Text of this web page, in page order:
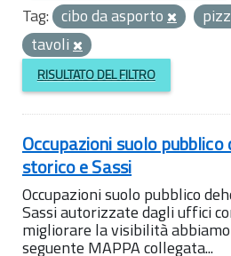
Tag: cibo da asporto
tavoli
RISULTATO DEL FILTRO
Occupazioni suolo
storico e Sassi
Occupazioni suolo pubblico
Sassi autorizzate dagli uffici
migliorare la visibilità
seguente MAPPA collegata...